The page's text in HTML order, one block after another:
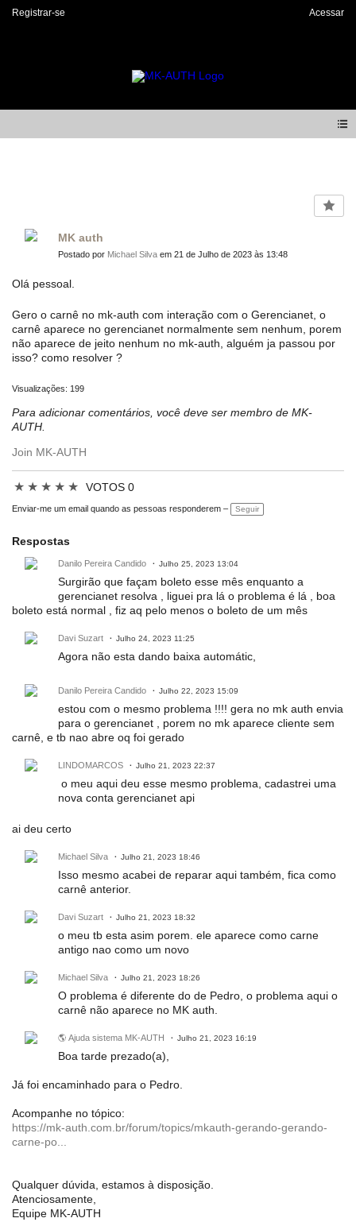
Registrar-se Acessar
MK auth
Postado por Michael Silva em 21 de Julho de 2023 às 13:48
Olá pessoal.
Gero o carnê no mk-auth com interação com o Gerencianet, o
carnê aparece no gerencianet normalmente sem nenhum, porem
não aparece de jeito nenhum no mk-auth, alguém ja passou por
isso? como resolver ?
Visualizações: 199
Para adicionar comentários, você deve ser membro de MK-
AUTH.
Join MK-AUTH
★ ★ ★ ★ ★ VOTOS 0
Enviar-me um email quando as pessoas responderem – Seguir
Respostas
Danilo Pereira Candido Julho 25, 2023 13:04
Surgirão que façam boleto esse mês enquanto a
gerencianet resolva , liguei pra lá o problema é lá , boa
boleto está normal , fiz aq pelo menos o boleto de um mês
Davi Suzart Julho 24, 2023 11:25
Agora não esta dando baixa automátic,
Danilo Pereira Candido Julho 22, 2023 15:09
estou com o mesmo problema !!!! gera no mk auth envia
para o gerencianet , porem no mk aparece cliente sem
carnê, e tb nao abre oq foi gerado
LINDOMARCOS Julho 21, 2023 22:37
o meu aqui deu esse mesmo problema, cadastrei uma
nova conta gerencianet api
ai deu certo
Michael Silva Julho 21, 2023 18:46
Isso mesmo acabei de reparar aqui também, fica como
carnê anterior.
Davi Suzart Julho 21, 2023 18:32
o meu tb esta asim porem. ele aparece como carne
antigo nao como um novo
Michael Silva Julho 21, 2023 18:26
O problema é diferente do de Pedro, o problema aqui o
carnê não aparece no MK auth.
🌎 Ajuda sistema MK-AUTH Julho 21, 2023 16:19
Boa tarde prezado(a),
Já foi encaminhado para o Pedro.
Acompanhe no tópico:
https://mk-auth.com.br/forum/topics/mkauth-gerando-gerando-
carne-po...
Qualquer dúvida, estamos à disposição.
Atenciosamente,
Equipe MK-AUTH